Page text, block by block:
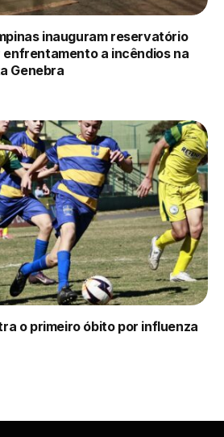
inauguram reservatório
a incêndios na
Genebra
o primeiro óbito por influenza